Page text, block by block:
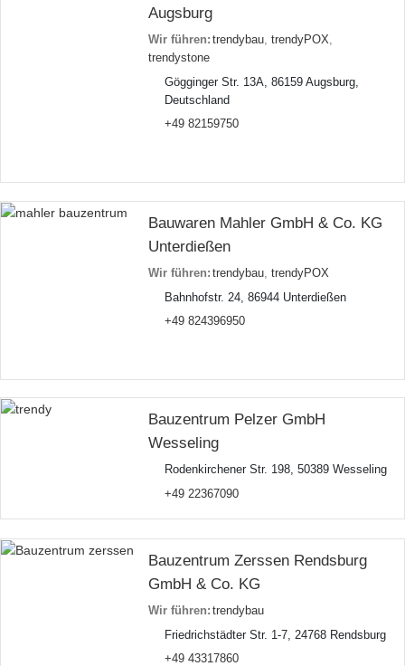
Augsburg
Wir führen: trendybau,trendyPOX,
trendystone
Gögginger Str. 13A, 86159 Augsburg,
Deutschland
+49 82159750
Bauwaren Mahler GmbH & Co. KG
Unterdießen
Wir führen: trendybau,trendyPOX
Bahnhofstr. 24, 86944 Unterdießen
+49 824396950
Bauzentrum Pelzer GmbH
Wesseling
Rodenkirchener Str. 198, 50389 Wesseling
+49 22367090
Bauzentrum Zerssen Rendsburg
GmbH & Co. KG
Wir führen: trendybau
Friedrichstädter Str. 1-7, 24768 Rendsburg
+49 43317860